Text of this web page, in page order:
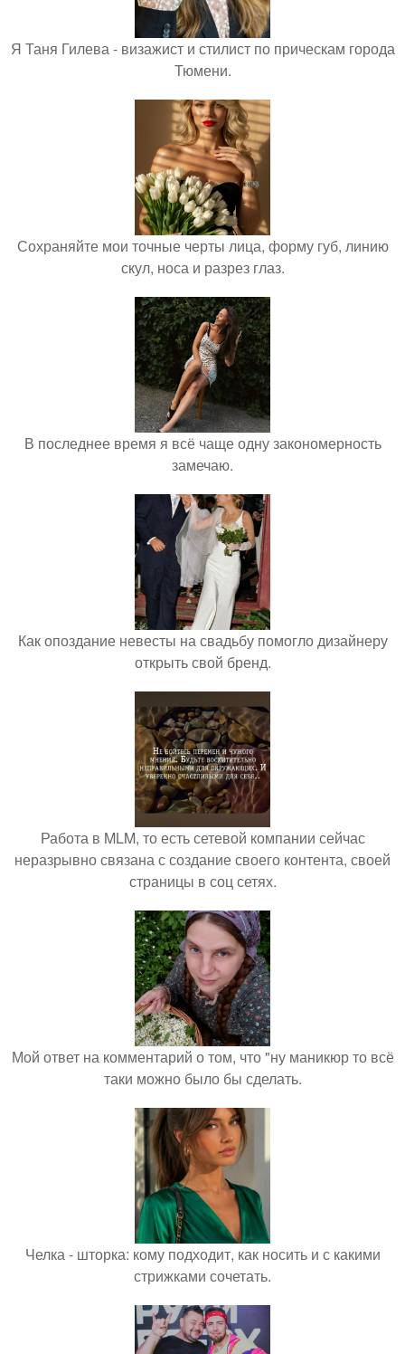
Я Таня Гилева - визажист и стилист по прическам города
Тюмени.
Сохраняйте мои точные черты лица, форму губ, линию
скул, носа и разрез глаз.
В последнее время я всё чаще одну закономерность
замечаю.
Как опоздание невесты на свадьбу помогло дизайнеру
открыть свой бренд.
Работа в MLM, то есть сетевой компании сейчас
неразрывно связана с создание своего контента, своей
страницы в соц сетях.
Мой ответ на комментарий о том, что "ну маникюр то всё
таки можно было бы сделать.
Челка - шторка: кому подходит, как носить и с какими
стрижками сочетать.